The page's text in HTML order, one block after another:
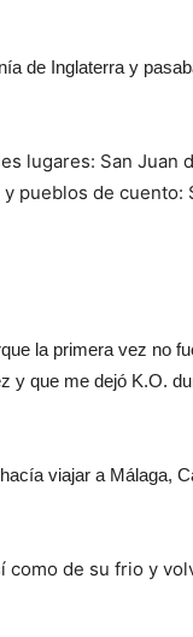
de Inglaterra y
lugares: San Juan
pueblos de cuento:
la primera vez no
y que me dejó K.O.
viajar a Málaga,
como de su frio y